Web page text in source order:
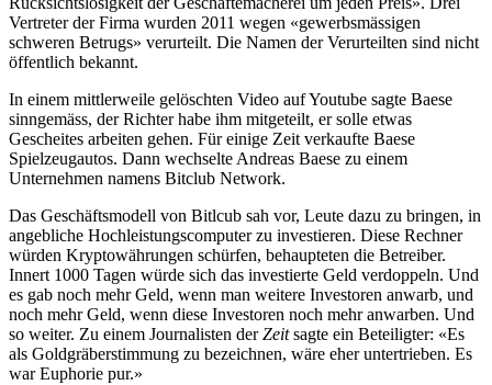
Vertreter der Firma wurden 2011 wegen «gewerbsmässigen
schweren Betrugs» verurteilt. Die Namen der Verurteilten sind nicht
öffentlich bekannt.
In einem mittlerweile gelöschten Video auf Youtube sagte Baese
sinngemäss, der Richter habe ihm mitgeteilt, er solle etwas
Gescheites arbeiten gehen. Für einige Zeit verkaufte Baese
Spielzeugautos. Dann wechselte Andreas Baese zu einem
Unternehmen namens Bitclub Network.
Das Geschäftsmodell von Bitlcub sah vor, Leute dazu zu bringen, in
angebliche Hochleistungscomputer zu investieren. Diese Rechner
würden Kryptowährungen schürfen, behaupteten die Betreiber.
Innert 1000 Tagen würde sich das investierte Geld verdoppeln. Und
es gab noch mehr Geld, wenn man weitere Investoren anwarb, und
noch mehr Geld, wenn diese Investoren noch mehr anwarben. Und
so weiter. Zu einem Journalisten derZeitsagte ein Beteiligter: «Es
als Goldgräberstimmung zu bezeichnen, wäre eher untertrieben. Es
war Euphorie pur.»